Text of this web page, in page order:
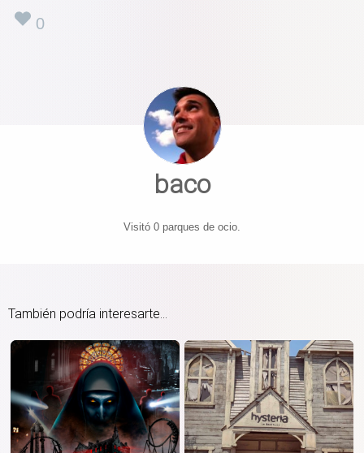
0
baco
Visitó 0 parques de ocio.
También podría interesarte...